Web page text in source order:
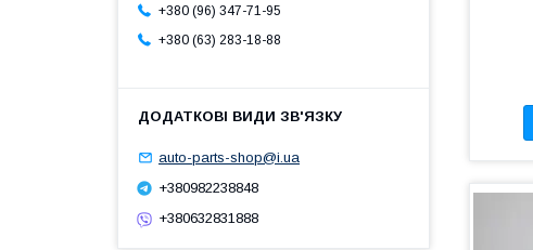
+380 (96) 347-71-95
+380 (63) 283-18-88
auto-parts-shop@i.ua
+380982238848
+380632831888